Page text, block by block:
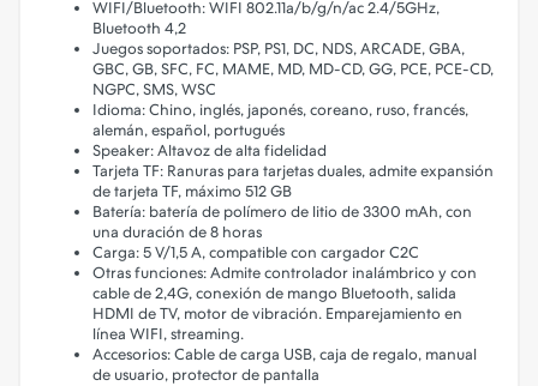
WIFI/Bluetooth: WIFI 802.11a/b/g/n/ac 2.4/5GHz,
Bluetooth 4,2
Juegos soportados: PSP, PS1, DC, NDS, ARCADE, GBA,
GBC, GB, SFC, FC, MAME, MD, MD-CD, GG, PCE, PCE-CD,
NGPC, SMS, WSC
Idioma: Chino, inglés, japonés, coreano, ruso, francés,
alemán, español, portugués
Speaker: Altavoz de alta fidelidad
Tarjeta TF: Ranuras para tarjetas duales, admite expansión
de tarjeta TF, máximo 512 GB
Batería: batería de polímero de litio de 3300 mAh, con
una duración de 8 horas
Carga: 5 V/1,5 A, compatible con cargador C2C
Otras funciones: Admite controlador inalámbrico y con
cable de 2,4G, conexión de mango Bluetooth, salida
HDMI de TV, motor de vibración. Emparejamiento en
línea WIFI, streaming.
Accesorios: Cable de carga USB, caja de regalo, manual
de usuario, protector de pantalla